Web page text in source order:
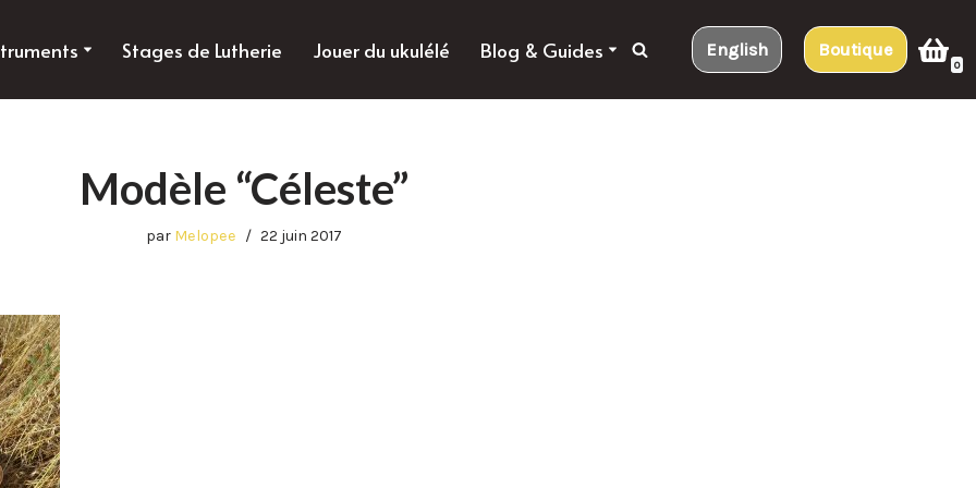
Stages de Lutherie Jouer du ukulélé Blog & Guides English Boutique
0
Modèle “Céleste”
par Melopee 22 juin 2017